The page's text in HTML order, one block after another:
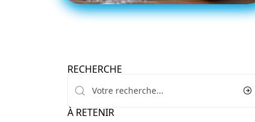
RECHERCHE
À RETENIR